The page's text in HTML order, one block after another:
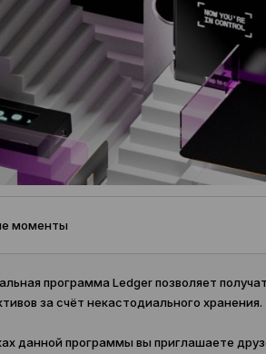
моменты
программа Ledger позволяет
за счёт некастодиального хранения.
данной программы вы приглашаете